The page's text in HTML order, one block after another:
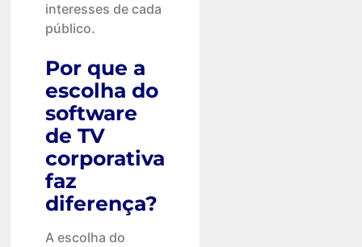
interesses de cada
público.
Por que a
escolha do
software
de TV
corporativa
faz
diferença?
A escolha do